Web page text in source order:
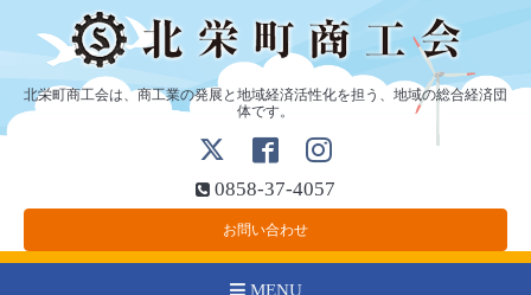
北栄町商工会は、商工業の発展と地域経済活性化を担う、地域の総合経済団
体です。
0858-37-4057
お問い合わせ
MENU